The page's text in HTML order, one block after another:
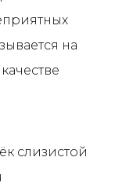
на
слизистой